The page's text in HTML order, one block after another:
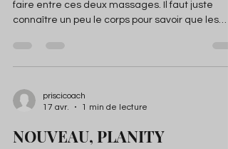
En fait, il n'y a pas vraiment de comparaison à
faire entre ces deux massages. Il faut juste
l'accent se porte sur la circulation du sang et
la lymphe plus précisemment alors que qu'un
énergie de détente profonde. L'intention de la
17 avr.
1 min de lecture